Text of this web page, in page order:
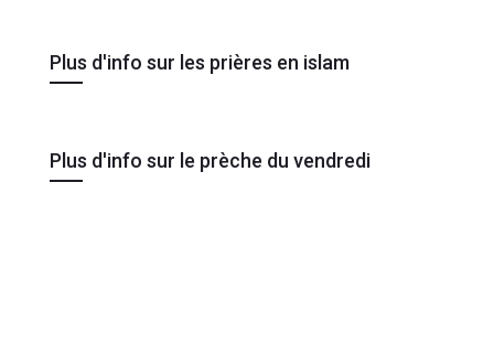
Plus d'info sur les prières en islam
Plus d'info sur le prèche du vendredi